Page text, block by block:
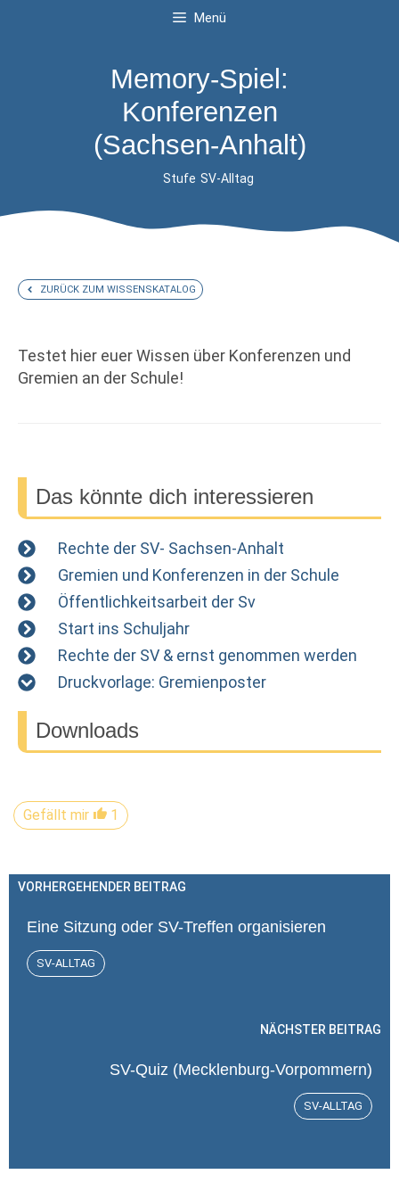
Menü
Memory-Spiel:
Konferenzen
(Sachsen-Anhalt)
Stufe SV-Alltag
ZURÜCK ZUM WISSENSKATALOG
Testet hier euer Wissen über Konferenzen und
Gremien an der Schule!
Das könnte dich interessieren
Rechte der SV- Sachsen-Anhalt
Gremien und Konferenzen in der Schule
Öffentlichkeitsarbeit der Sv
Start ins Schuljahr
Rechte der SV & ernst genommen werden
Druckvorlage: Gremienposter
Downloads
Gefällt mir 1
VORHERGEHENDER BEITRAG
Eine Sitzung oder SV-Treffen organisieren
SV-ALLTAG
NÄCHSTER BEITRAG
SV-Quiz (Mecklenburg-Vorpommern)
SV-ALLTAG